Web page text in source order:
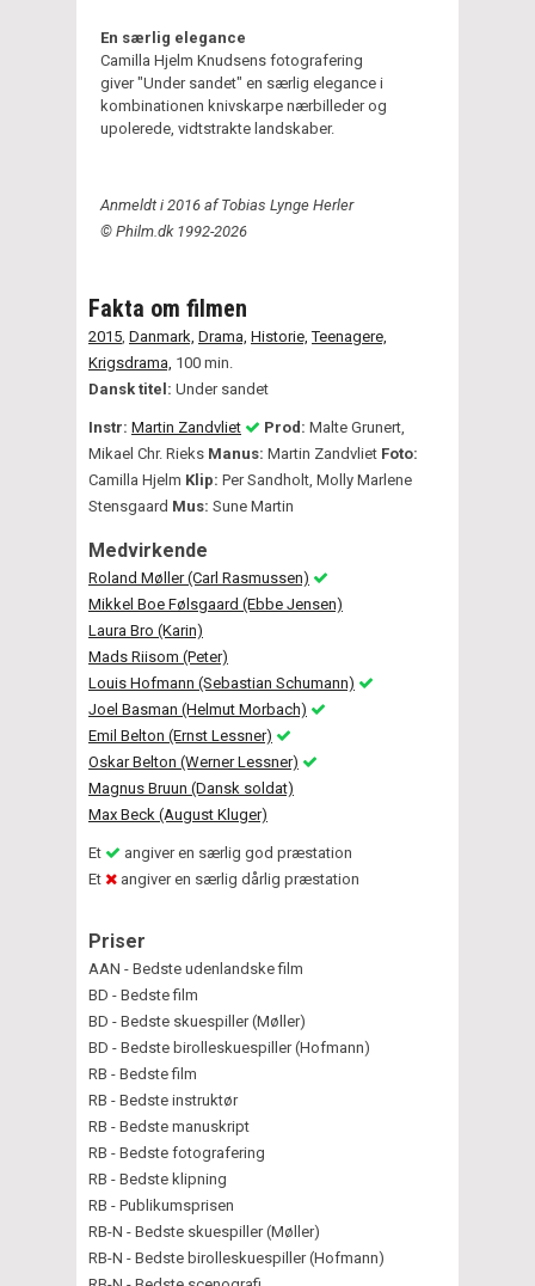
En særlig elegance
Camilla Hjelm Knudsens fotografering
giver "Under sandet" en særlig elegance i
kombinationen knivskarpe nærbilleder og
upolerede, vidtstrakte landskaber.
Anmeldt i 2016 af Tobias Lynge Herler
© Philm.dk 1992-2026
Fakta om filmen
2015 Danmark, Drama, Historie, Teenagere,
Krigsdrama, 100 min.
Dansk titel: Under sandet
Instr: Martin Zandvliet Prod: Malte Grunert,
Mikael Chr. Rieks Manus: Martin Zandvliet Foto:
Camilla Hjelm Klip: Per Sandholt, Molly Marlene
Stensgaard Mus: Sune Martin
Medvirkende
Roland Møller (Carl Rasmussen)
Mikkel Boe Følsgaard (Ebbe Jensen)
Laura Bro (Karin)
Mads Riisom (Peter)
Louis Hofmann (Sebastian Schumann)
Joel Basman (Helmut Morbach)
Emil Belton (Ernst Lessner)
Oskar Belton (Werner Lessner)
Magnus Bruun (Dansk soldat)
Max Beck (August Kluger)
Et
angiver en særlig god præstation
Et
angiver en særlig dårlig præstation
Priser
AAN - Bedste udenlandske film
BD - Bedste film
BD - Bedste skuespiller (Møller)
BD - Bedste birolleskuespiller (Hofmann)
RB - Bedste film
RB - Bedste instruktør
RB - Bedste manuskript
RB - Bedste fotografering
RB - Bedste klipning
RB - Publikumsprisen
RB-N - Bedste skuespiller (Møller)
RB-N - Bedste birolleskuespiller (Hofmann)